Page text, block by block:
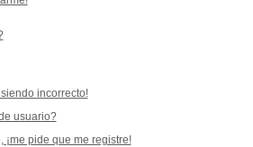
incorrecto!
usuario?
pide que me registre!